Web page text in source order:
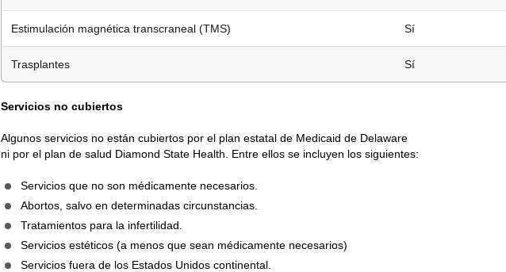
Estimulación magnética transcraneal (TMS) Sí
Trasplantes Sí
Servicios no cubiertos
Algunos servicios no están cubiertos por el plan estatal de Medicaid de Delaware
ni por el plan de salud Diamond State Health. Entre ellos se incluyen los siguientes:
Servicios que no son médicamente necesarios.
Abortos, salvo en determinadas circunstancias.
Tratamientos para la infertilidad.
Servicios estéticos (a menos que sean médicamente necesarios)
Servicios fuera de los Estados Unidos continental.